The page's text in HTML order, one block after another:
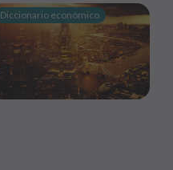
Diccionario económico